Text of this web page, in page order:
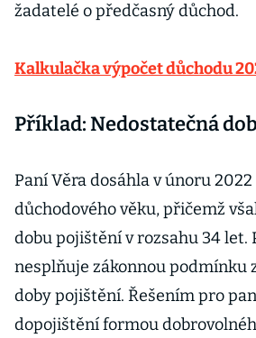
žadatelé o předčasný důchod.
Kalkulačka výpočet důchodu
Příklad: Nedostatečná
Paní Věra dosáhla v únoru
důchodového věku, přičemž
dobu pojištění v rozsahu 34 let.
nesplňuje zákonnou podmínku
doby pojištění. Řešením pro
dopojištění formou